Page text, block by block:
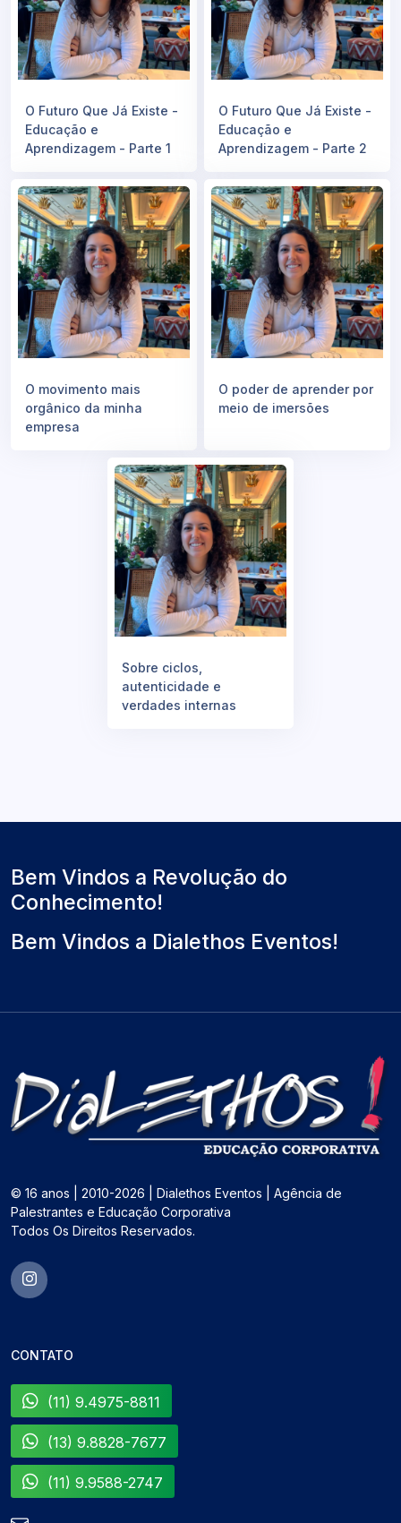
O Futuro Que Já Existe -
Educação e
Aprendizagem - Parte 1
O Futuro Que Já Existe -
Educação e
Aprendizagem - Parte 2
O movimento mais
orgânico da minha
empresa
O poder de aprender por
meio de imersões
Sobre ciclos,
autenticidade e
verdades internas
Bem Vindos a Revolução do
Conhecimento!
Bem Vindos a Dialethos Eventos!
© 16 anos | 2010-2026 | Dialethos Eventos | Agência de
Palestrantes e Educação Corporativa
Todos Os Direitos Reservados.
CONTATO
(11) 9.4975-8811
(13) 9.8828-7677
(11) 9.9588-2747